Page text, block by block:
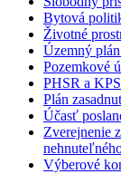
Bytová
Životné
Územný
Pozemkové
PHSR a
Plán
Účasť
Zverejnenie
Výberové